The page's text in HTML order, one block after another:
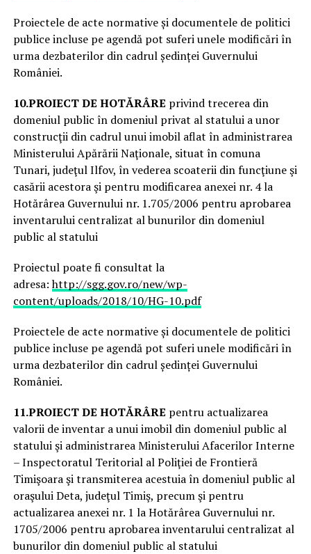
Proiectele de acte normative și documentele de politici
publice incluse pe agendă pot suferi unele modificări în
urma dezbaterilor din cadrul ședinței Guvernului
României.
10.PROIECT DE HOTĂRÂRE privind trecerea din
domeniul public în domeniul privat al statului a unor
construcţii din cadrul unui imobil aflat în administrarea
Ministerului Apărării Naţionale, situat în comuna
Tunari, judeţul Ilfov, în vederea scoaterii din funcţiune şi
casării acestora şi pentru modificarea anexei nr. 4 la
Hotărârea Guvernului nr. 1.705/2006 pentru aprobarea
inventarului centralizat al bunurilor din domeniul
public al statului
Proiectul poate fi consultat la
adresa:http://sgg.gov.ro/new/wp-
content/uploads/2018/10/HG-10.pdf
Proiectele de acte normative și documentele de politici
publice incluse pe agendă pot suferi unele modificări în
urma dezbaterilor din cadrul ședinței Guvernului
României.
11.PROIECT DE HOTĂRÂRE pentru actualizarea
valorii de inventar a unui imobil din domeniul public al
statului şi administrarea Ministerului Afacerilor Interne
– Inspectoratul Teritorial al Poliţiei de Frontieră
Timişoara şi transmiterea acestuia în domeniul public al
oraşului Deta, judeţul Timiş, precum şi pentru
actualizarea anexei nr. 1 la Hotărârea Guvernului nr.
1705/2006 pentru aprobarea inventarului centralizat al
bunurilor din domeniul public al statului